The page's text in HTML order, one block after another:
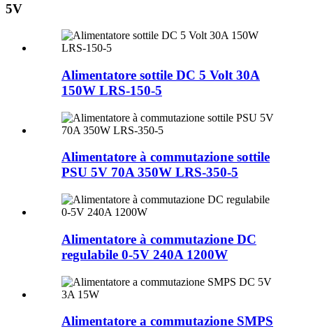
5V
Alimentatore sottile DC 5 Volt 30A
150W LRS-150-5
Alimentatore à commutazione sottile
PSU 5V 70A 350W LRS-350-5
Alimentatore à commutazione DC
regulabile 0-5V 240A 1200W
Alimentatore a commutazione SMPS